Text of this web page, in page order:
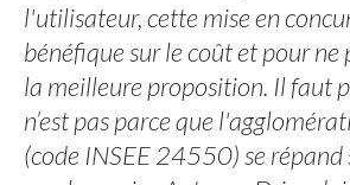
l'utilisateur, cette mise en
bénéfique sur le coût et pour
la meilleure proposition. Il faut
n’est pas parce que
(code INSEE 24550) se